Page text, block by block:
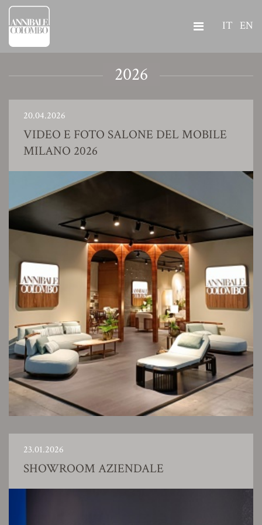
IT EN
2026
20.04.2026
VIDEO E FOTO SALONE DEL MOBILE
MILANO 2026
23.01.2026
SHOWROOM AZIENDALE